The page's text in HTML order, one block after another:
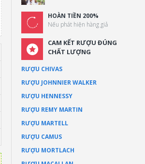
HOÀN TIỀN 200%
Nếu phát hiện hàng giả
CAM KẾT RƯỢU ĐÚNG
CHẤT LƯỢNG
RƯỢU CHIVAS
RƯỢU JOHNNIER WALKER
RƯỢU HENNESSY
RƯỢU REMY MARTIN
RƯỢU MARTELL
RƯỢU CAMUS
RƯỢU MORTLACH